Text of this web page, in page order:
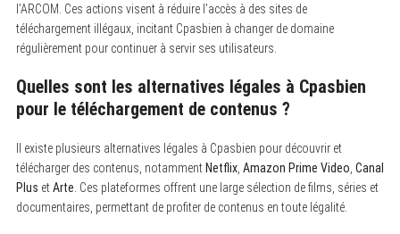
l’ARCOM. Ces actions visent à réduire l’accès à des sites de
téléchargement illégaux, incitant Cpasbien à changer de domaine
régulièrement pour continuer à servir ses utilisateurs.
Quelles sont les alternatives légales à Cpasbien
pour le téléchargement de contenus ?
Il existe plusieurs alternatives légales à Cpasbien pour découvrir et
télécharger des contenus, notamment Netflix, Amazon Prime Video Canal
Plus etArte . Ces plateformes offrent une large sélection de films, séries et
documentaires, permettant de profiter de contenus en toute légalité.